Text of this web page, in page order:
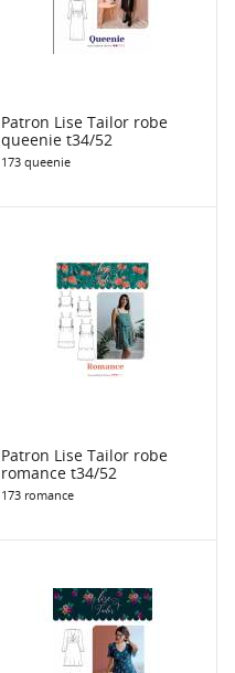
Patron Lise Tailor robe
queenie t34/52
173 queenie
Patron Lise Tailor robe
romance t34/52
173 romance